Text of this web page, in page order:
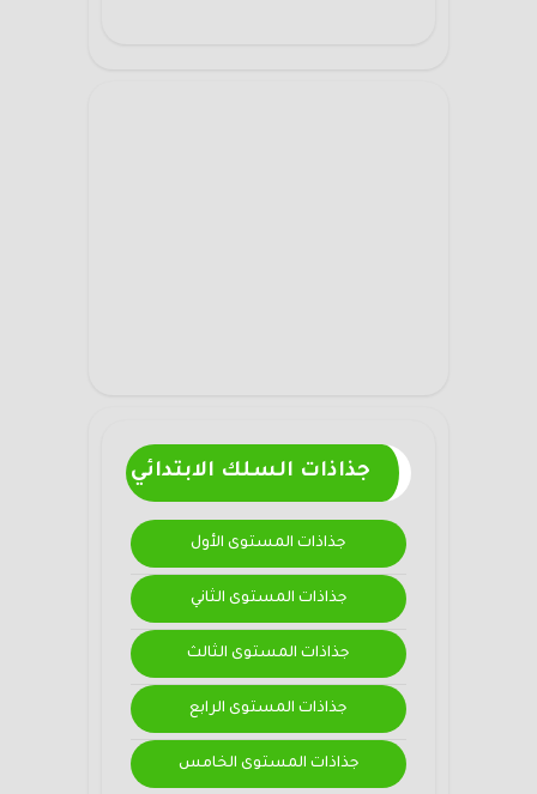
جذاذات السلك الابتدائي
جذاذات المستوى الأول
جذاذات المستوى الثاني
جذاذات المستوى الثالث
جذاذات المستوى الرابع
جذاذات المستوى الخامس